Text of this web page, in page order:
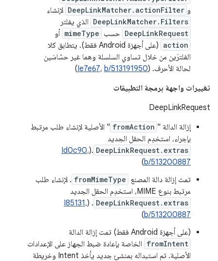
و DeepLinkMatcher.actionFilter لإنشاء
DeepLinkMatcher.Filters الذي يفلتر
DeepLinkRequest حسب mimeType أو
action
(على أجهزة Android فقط). يتطابق كلا
الفلترَين من خلال تساوي السلسلة وهما غير حسّاسَين
لحالة الأحرف. (
Ie7e67، b/513191950
)
تغييرات واجهة برمجة التطبيقات
DeepLinkRequest
إزالة الدالة " fromAction " الأصلية لإنشاء طلب مرتبط
بإجراء، استخدِم الحقل الجديد
DeepLinkRequest.extras
.(
Id0c90،
b/513200887
)
تمت إزالة دالة المصنع fromMimeType . لإنشاء طلب
مرتبط بنوع MIME، استخدِم الحقل الجديد
DeepLinkRequest.extras
. (
I85131،
b/513200887
)
(على أجهزة Android فقط) تمت إزالة الدالة
fromIntent الخاصة بإعادة ضبط الجهاز على الإعدادات
الأصلية. تم استبداله بمنشئ جديد يأخذ Intent وخريطة